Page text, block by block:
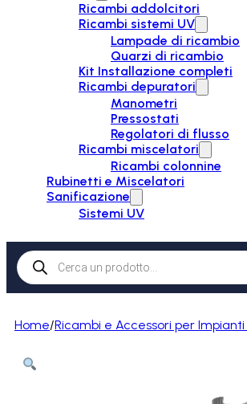
Ricambi addolcitori
Ricambi sistemi UV
Lampade di ricambio
Quarzi di ricambio
Kit Installazione completi
Ricambi depuratori
Manometri
Pressostati
Regolatori di flusso
Ricambi miscelatori
Ricambi colonnine
Rubinetti e Miscelatori
Sanificazione
Sistemi UV
Products
search
Home/Ricambi e Accessori per